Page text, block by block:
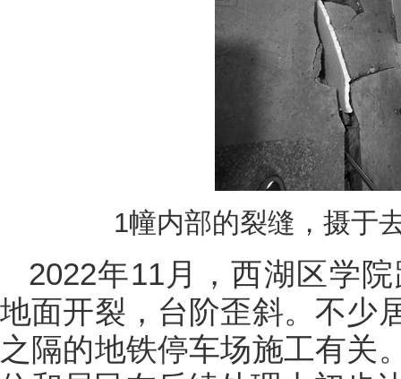
1幢内部的裂缝，摄于
2022年11月，西湖区学
地面开裂，台阶歪斜。不少
之隔的地铁停车场施工有关